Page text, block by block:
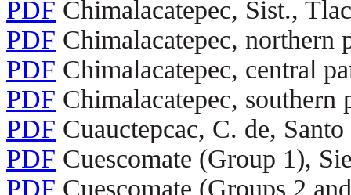
PDF Chimalacatepec, Sist.,
PDF Chimalacatepec, northern
PDF Chimalacatepec, central
PDF Chimalacatepec,
PDF Cuauctepcac, C. de,
PDF Cuescomate (Group 1),
PDF Cuescomate (Groups 2